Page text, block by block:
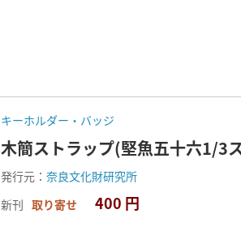
キーホルダー・バッジ
木簡ストラップ(堅魚五十六1/3
発行元： 奈良文化財研究所
新刊 取り寄せ 400 円